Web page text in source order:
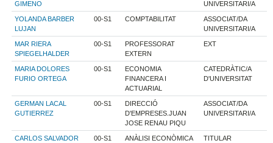
GIMENO
UNIVERSITARI/A
YOLANDA BARBER
LUJAN
00-S1 COMPTABILITAT
ASSOCIAT/DA
UNIVERSITARI/A
MAR RIERA
SPIEGELHALDER
00-S1
PROFESSORAT
EXTERN
EXT
MARIA DOLORES
FURIO ORTEGA
00-S1
ECONOMIA
FINANCERA I
ACTUARIAL
CATEDRÀTIC/A
D'UNIVERSITAT
GERMAN LACAL
GUTIERREZ
00-S1
DIRECCIÓ
D'EMPRESES.JUAN
JOSE RENAU PIQU
ASSOCIAT/DA
UNIVERSITARI/A
CARLOS SALVADOR
00-S1 ANÀLISI ECONÒMICA
TITULAR